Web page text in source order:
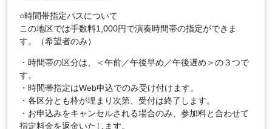
○時間帯指定パスについて
この地区では手数料1,000円で演奏時間帯の指定ができま
す。（希望者のみ）
・時間帯の区分は、＜午前／午後早め／午後遅め＞の３つで
す。
・時間帯指定はWeb申込でのみ受け付けます。
・各区分とも枠が埋まり次第、受付は終了します。
・お申込みをキャンセルされる場合のみ、参加料と合わせて
指定料金を返金いたします。